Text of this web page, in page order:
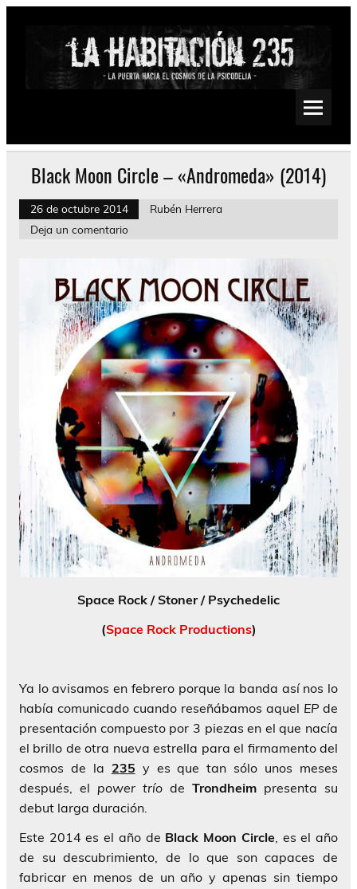
Saltar
Psychedelic, Stoner, Doom, Sludge, Fuzz, Space, Drone
Black Moon Circle – «Andromeda» (2014)
26 de octubre 2014
Rubén Herrera
Deja un comentario
Space Rock / Stoner / Psychedelic
(Space Rock Productions)
Ya lo avisamos en febrero porque la banda así nos lo
había comunicado cuando reseñábamos aquel EP de
presentación compuesto por 3 piezas en el que nacía
el brillo de otra nueva estrella para el firmamento del
cosmos de la 235 y es que tan sólo unos meses
después, el power trío de Trondheim presenta su
debut larga duración.
Este 2014 es el año de Black Moon Circle, es el año
de su descubrimiento, de lo que son capaces de
fabricar en menos de un año y apenas sin tiempo